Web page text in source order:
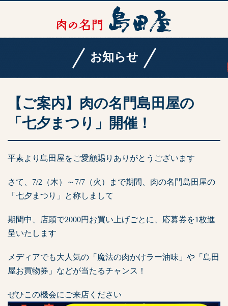
お知らせ
【ご案内】肉の名門島田屋の
「七夕まつり」開催！
平素より島田屋をご愛顧賜りありがとうございます
さて、7/2（木）～7/7（火）まで期間、肉の名門島田屋の
「七夕まつり」と称しまして
期間中、店頭で2000円お買い上げごとに、応募券を1枚進
呈いたします
メディアでも大人気の「魔法の肉かけラー油味」や「島田
屋お買物券」などが当たるチャンス！
ぜひこの機会にご来店ください